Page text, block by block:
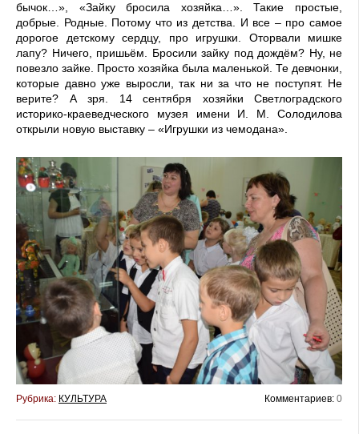
бычок…», «Зайку бросила хозяйка…». Такие простые,
добрые. Родные. Потому что из детства. И все – про самое
дорогое детскому сердцу, про игрушки. Оторвали мишке
лапу? Ничего, пришьём. Бросили зайку под дождём? Ну, не
повезло зайке. Просто хозяйка была маленькой. Те девчонки,
которые давно уже выросли, так ни за что не поступят. Не
верите? А зря. 14 сентября хозяйки Светлоградского
историко-краеведческого музея имени И. М. Солодилова
открыли новую выставку – «Игрушки из чемодана».
Рубрика: КУЛЬТУРА Комментариев: 0